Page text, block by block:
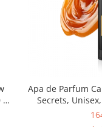
Apa de Parfum
Secrets,